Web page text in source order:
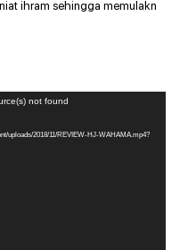
ihram sehingga memulakn
not found
uploads/2018/11/REVIEW-HJ-WAHAMA.mp4?